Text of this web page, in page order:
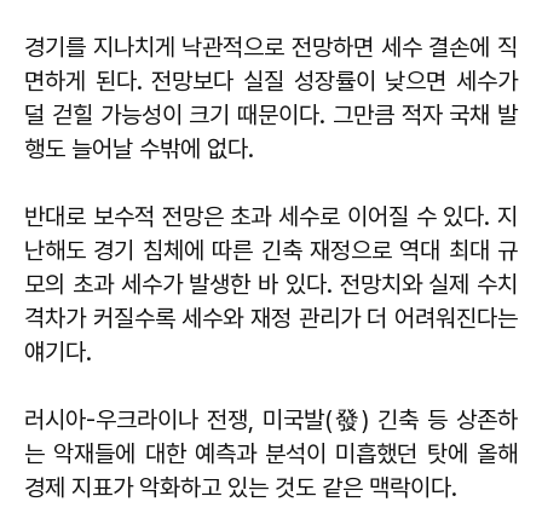
경기를 지나치게 낙관적으로 전망하면 세수 결손에 직
면하게 된다. 전망보다 실질 성장률이 낮으면 세수가
덜 걷힐 가능성이 크기 때문이다. 그만큼 적자 국채 발
행도 늘어날 수밖에 없다.
반대로 보수적 전망은 초과 세수로 이어질 수 있다. 지
난해도 경기 침체에 따른 긴축 재정으로 역대 최대 규
모의 초과 세수가 발생한 바 있다. 전망치와 실제 수치
격차가 커질수록 세수와 재정 관리가 더 어려워진다는
얘기다.
러시아-우크라이나 전쟁, 미국발(發) 긴축 등 상존하
는 악재들에 대한 예측과 분석이 미흡했던 탓에 올해
경제 지표가 악화하고 있는 것도 같은 맥락이다.